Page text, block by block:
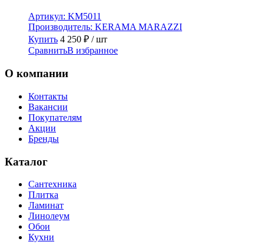
Артикул: KM5011
Производитель: KERAMA MARAZZI
Купить 4 250 ₽ / шт
СравнитьВ избранное
О компании
Контакты
Вакансии
Покупателям
Акции
Бренды
Каталог
Сантехника
Плитка
Ламинат
Линолеум
Обои
Кухни